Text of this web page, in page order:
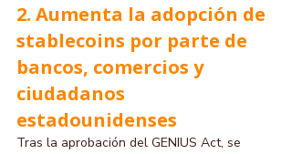
2. Aumenta la adopción de
stablecoins por parte de
bancos, comercios y
ciudadanos
estadounidenses
Tras la aprobación del GENIUS Act, se